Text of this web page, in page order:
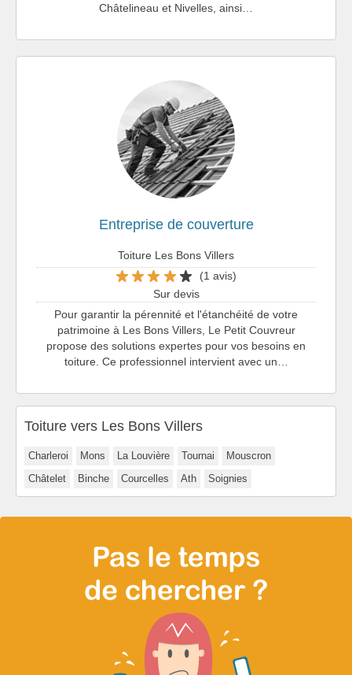
Châtelineau et Nivelles, ainsi…
Entreprise de couverture
Toiture Les Bons Villers
(1 avis)
Sur devis
Pour garantir la pérennité et l'étanchéité de votre
patrimoine à Les Bons Villers, Le Petit Couvreur
propose des solutions expertes pour vos besoins en
toiture. Ce professionnel intervient avec un…
Toiture vers Les Bons Villers
Charleroi Mons La Louvière Tournai
Mouscron
Châtelet
Binche Courcelles Ath Soignies